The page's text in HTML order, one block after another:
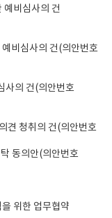
비심사의 건
비심사의 건(의안번호
사의 건(의안번호
견 청취의 건(의안번호
동의안(의안번호
위한 업무협약